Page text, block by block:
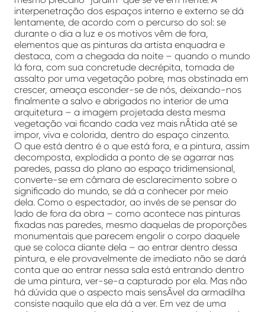
interpenetração dos espaços interno e externo se dá
lentamente, de acordo com o percurso do sol: se
durante o dia a luz e os motivos vêm de fora,
elementos que as pinturas da artista enquadra e
destaca, com a chegada da noite – quando o mundo
lá fora, com sua concretude decrépita, tomada de
assalto por uma vegetação pobre, mas obstinada em
crescer, ameaça esconder-se de nós, deixando-nos
finalmente a salvo e abrigados no interior de uma
arquitetura – a imagem projetada desta mesma
vegetação vai ficando cada vez mais nÃ­tida até se
impor, viva e colorida, dentro do espaço cinzento.
O que está dentro é o que está fora, e a pintura, assim
decomposta, explodida a ponto de se agarrar nas
paredes, passa do plano ao espaço tridimensional,
converte-se em câmara de esclarecimento sobre o
significado do mundo, se dá a conhecer por meio
dela. Como o espectador, ao invés de se pensar do
lado de fora da obra – como acontece nas pinturas
fixadas nas paredes, mesmo daquelas de proporções
monumentais que parecem engolir o corpo daquele
que se coloca diante dela – ao entrar dentro dessa
pintura, e ele provavelmente de imediato não se dará
conta que ao entrar nessa sala está entrando dentro
de uma pintura, ver-se-a capturado por ela. Mas não
há dúvida que o aspecto mais sensÃ­vel da armadilha
consiste naquilo que ela dá a ver. Em vez de uma